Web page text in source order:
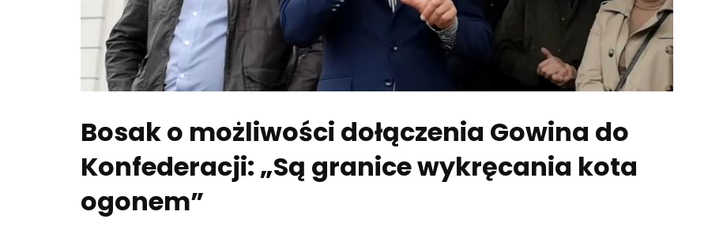
Bosak o możliwości dołączenia Gowina do
Konfederacji: „Są granice wykręcania kota
ogonem”